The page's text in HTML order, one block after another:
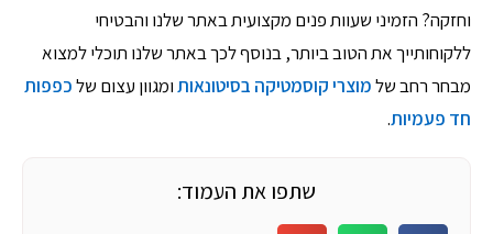
וחזקה? הזמיני שעוות פנים מקצועית באתר שלנו והבטיחי
ללקוחותייך את הטוב ביותר, בנוסף לכך באתר שלנו תוכלי למצוא
מבחר רחב שלמוצרי קוסמטיקה בסיטונאותומגוון עצום שלכפפות
חד פעמיות.
שתפו את העמוד: